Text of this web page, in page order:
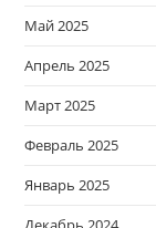
Май 2025
Апрель 2025
Март 2025
Февраль 2025
Январь 2025